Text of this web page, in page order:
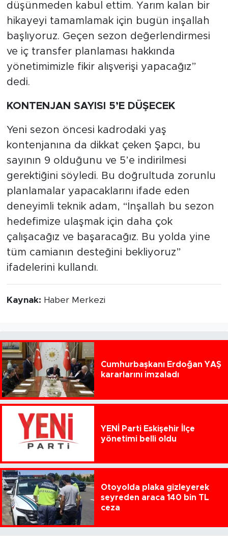
düşünmeden kabul ettim. Yarım kalan bir
hikayeyi tamamlamak için bugün inşallah
başlıyoruz. Geçen sezon değerlendirmesi
ve iç transfer planlaması hakkında
yönetimimizle fikir alışverişi yapacağız”
dedi.
KONTENJAN SAYISI 5’E DÜŞECEK
Yeni sezon öncesi kadrodaki yaş
kontenjanına da dikkat çeken Şapcı, bu
sayının 9 olduğunu ve 5’e indirilmesi
gerektiğini söyledi. Bu doğrultuda zorunlu
planlamalar yapacaklarını ifade eden
deneyimli teknik adam, “İnşallah bu sezon
hedefimize ulaşmak için daha çok
çalışacağız ve başaracağız. Bu yolda yine
tüm camianın desteğini bekliyoruz”
ifadelerini kullandı.
Kaynak: Haber Merkezi
Cumhurbaşkanı Erdoğan YAŞ
kararlarını imzaladı
YENİ Parti Eskişehir İlçe
yönetimi belli oldu
Otoyolda plaka gizleyerek
seyreden araca 140 bin TL
ceza